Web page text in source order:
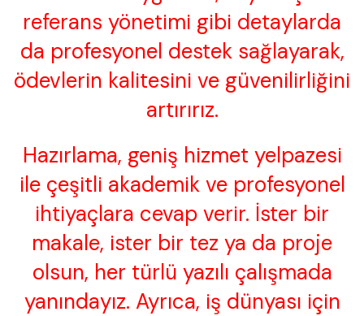
referans yönetimi gibi detaylarda
da profesyonel destek sağlayarak,
ödevlerin kalitesini ve güvenilirliğini
artırırız.
Hazırlama, geniş hizmet yelpazesi
ile çeşitli akademik ve profesyonel
ihtiyaçlara cevap verir. İster bir
makale, ister bir tez ya da proje
olsun, her türlü yazılı çalışmada
yanındayız. Ayrıca, iş dünyası için